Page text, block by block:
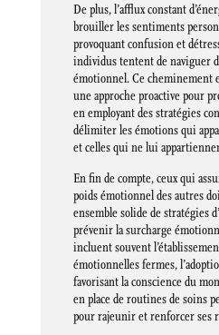
De plus, l’afflux constant
brouiller les sentiments
provoquant confusion et
individus tentent de naviguer
émotionnel. Ce cheminement
une approche proactive pour
en employant des stratégies
délimiter les émotions qui
et celles qui ne lui
En fin de compte, ceux qui
poids émotionnel des autres
ensemble solide de stratégies
prévenir la surcharge
incluent souvent
émotionnelles fermes,
favorisant la conscience du
en place de routines de soins
pour rajeunir et renforcer ses